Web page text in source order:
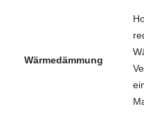
Wärmedämmung